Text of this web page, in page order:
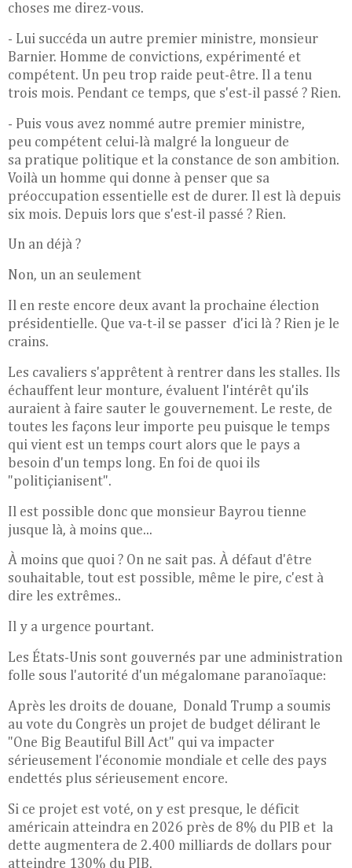
choses me direz-vous.
- Lui succéda un autre premier ministre, monsieur
Barnier. Homme de convictions, expérimenté et
compétent. Un peu trop raide peut-être. Il a tenu
trois mois. Pendant ce temps, que s'est-il passé ? Rien.
- Puis vous avez nommé autre premier ministre,
peu compétent celui-là malgré la longueur de
sa pratique politique et la constance de son ambition.
Voilà un homme qui donne à penser que sa
préoccupation essentielle est de durer. Il est là depuis
six mois. Depuis lors que s'est-il passé ? Rien.
Un an déjà ?
Non, un an seulement
Il en reste encore deux avant la prochaine élection
présidentielle. Que va-t-il se passer d'ici là ? Rien je le
crains.
Les cavaliers s'apprêtent à rentrer dans les stalles. Ils
échauffent leur monture, évaluent l'intérêt qu'ils
auraient à faire sauter le gouvernement. Le reste, de
toutes les façons leur importe peu puisque le temps
qui vient est un temps court alors que le pays a
besoin d'un temps long. En foi de quoi ils
"politiçianisent".
Il est possible donc que monsieur Bayrou tienne
jusque là, à moins que...
À moins que quoi ? On ne sait pas. À défaut d'être
souhaitable, tout est possible, même le pire, c'est à
dire les extrêmes..
Il y a urgence pourtant.
Les États-Unis sont gouvernés par une administration
folle sous l'autorité d'un mégalomane paranoïaque:
Après les droits de douane, Donald Trump a soumis
au vote du Congrès un projet de budget délirant le
"One Big Beautiful Bill Act" qui va impacter
sérieusement l'économie mondiale et celle des pays
endettés plus sérieusement encore.
Si ce projet est voté, on y est presque, le déficit
américain atteindra en 2026 près de 8% du PIB et la
dette augmentera de 2.400 milliards de dollars pour
atteindre 130% du PIB.